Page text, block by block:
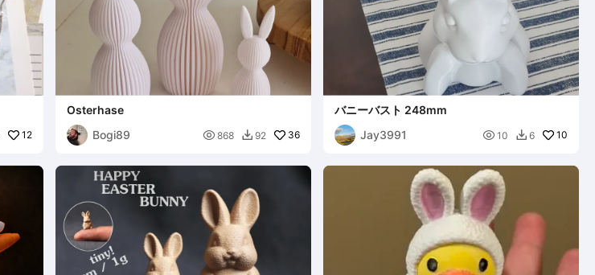
12
Osterhase
Bogi89
 868  92 36
バニーバスト 248mm
Jay3991
 10  6 10